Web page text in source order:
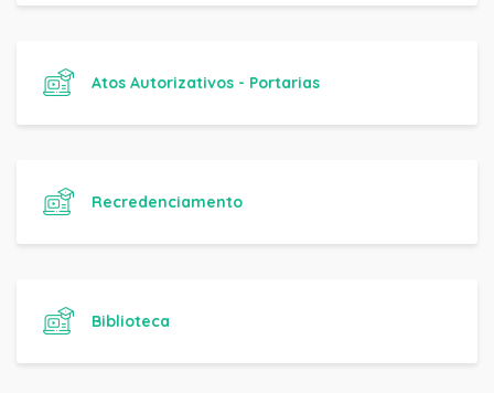
Atos Autorizativos - Portarias
Recredenciamento
Biblioteca